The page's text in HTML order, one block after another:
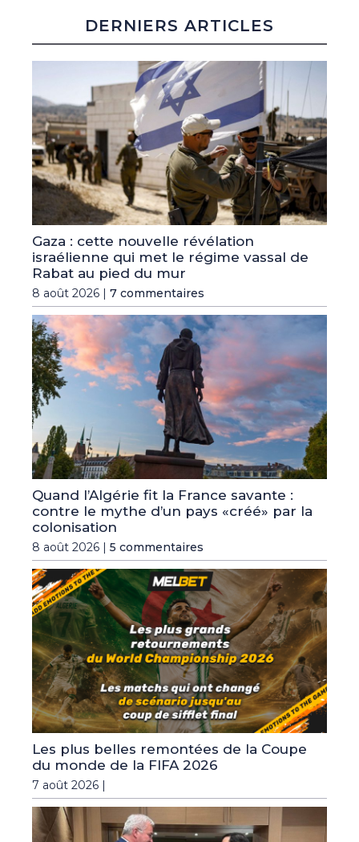
DERNIERS ARTICLES
Gaza : cette nouvelle révélation
israélienne qui met le régime vassal de
Rabat au pied du mur
8 août 2026 | 7 commentaires
Quand l’Algérie fit la France savante :
contre le mythe d’un pays «créé» par la
colonisation
8 août 2026 | 5 commentaires
Les plus belles remontées de la Coupe
du monde de la FIFA 2026
7 août 2026 |